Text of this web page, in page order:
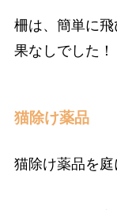
柵は、簡単に
果なしでした！
猫除け薬品
猫除け薬品を庭